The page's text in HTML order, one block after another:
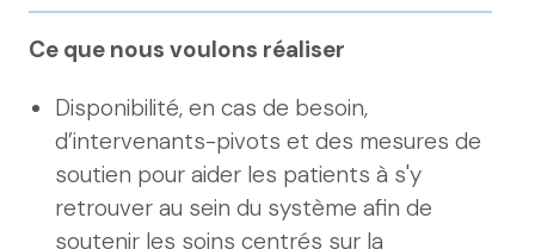
Ce que nous voulons réaliser
Disponibilité, en cas de besoin,
d’intervenants-pivots et des mesures de
soutien pour aider les patients à s'y
retrouver au sein du système afin de
soutenir les soins centrés sur la